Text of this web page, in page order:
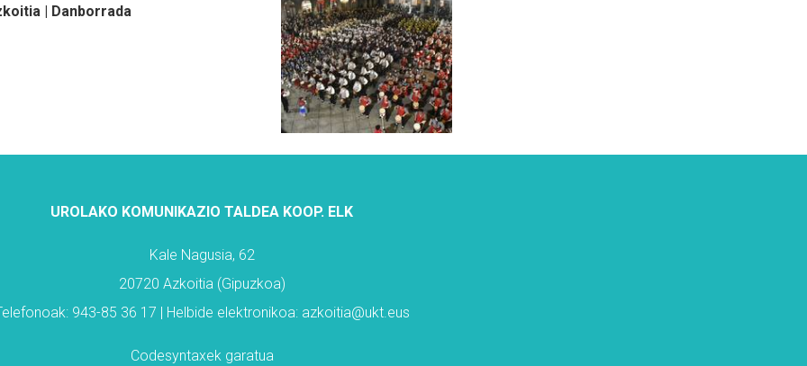
| Danborrada
UROLAKO KOMUNIKAZIO TALDEA KOOP. ELK
Kale Nagusia, 62
20720 Azkoitia (Gipuzkoa)
943-85 36 17 | Helbide elektronikoa: azkoitia@ukt.eus
Codesyntaxek garatua